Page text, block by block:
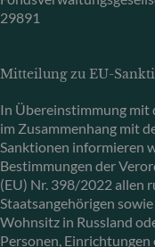
29891
Mitteilung zu EU-
In Übereinstimmung mit
im Zusammenhang mit
Sanktionen informieren
Bestimmungen der
(EU) Nr. 398/2022 allen
Staatsangehörigen
Wohnsitz in Russland
Personen,